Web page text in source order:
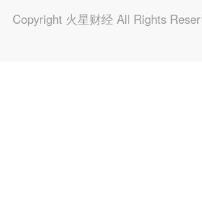
Copyright 火星财经 All Rights